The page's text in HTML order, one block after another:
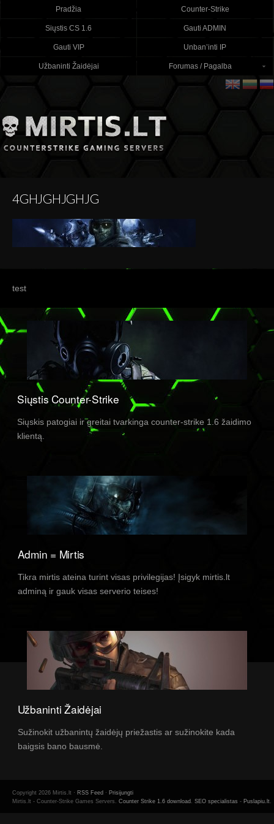
Pradžia Counter-Strike
Siųstis CS 1.6 Gauti ADMIN
Gauti VIP Unban’inti IP
Užbaninti Žaidėjai Forumas / Pagalba
4GHJGHJGHJG
test
Siųstis Counter-Strike
Siųskis patogiai ir greitai tvarkinga counter-strike 1.6 žaidimo
klientą.
Admin = Mirtis
Tikra mirtis ateina turint visas privilegijas! Įsigyk mirtis.lt
adminą ir gauk visas serverio teises!
Užbaninti Žaidėjai
Sužinokit užbanintų žaidėjų priežastis ar sužinokite kada
baigsis bano bausmė.
Copyright 2026 Mirtis.lt · RSS Feed · Prisijungti
Mirtis.lt - Counter-Strike Games Servers. Counter Strike 1.6 download . SEO specialistas - Puslapiu.lt.